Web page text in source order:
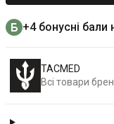
+4 бонусні бали
TACMED
Всі товари